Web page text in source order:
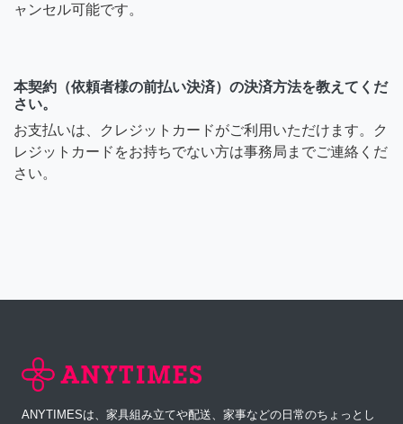
ャンセル可能です。
本契約（依頼者様の前払い決済）の決済方法を教えてくだ
さい。
お支払いは、クレジットカードがご利用いただけます。ク
レジットカードをお持ちでない方は事務局までご連絡くだ
さい。
ANYTIMESは、家具組み立てや配送、家事などの日常のちょっとし